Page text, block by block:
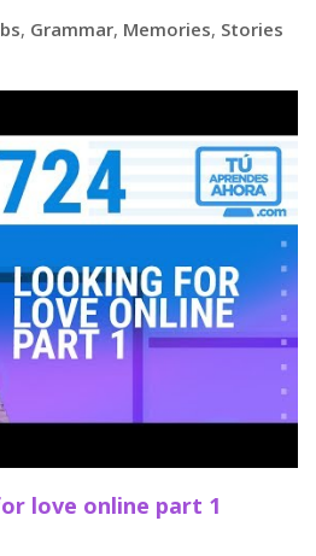
, Grammar, Memories, Stories
love online part 1